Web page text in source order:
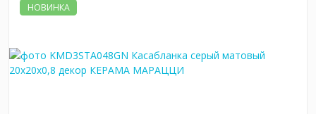
НОВИНКА